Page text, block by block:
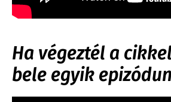
Ha végeztél a
bele egyik